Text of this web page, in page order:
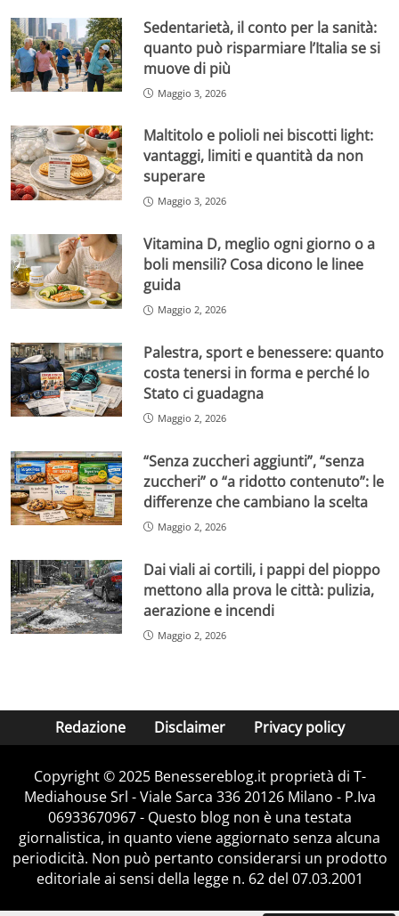
Sedentarietà, il conto per la sanità:
quanto può risparmiare l’Italia se si
muove di più
Maggio 3, 2026
Maltitolo e polioli nei biscotti light:
vantaggi, limiti e quantità da non
superare
Maggio 3, 2026
Vitamina D, meglio ogni giorno o a
boli mensili? Cosa dicono le linee
guida
Maggio 2, 2026
Palestra, sport e benessere: quanto
costa tenersi in forma e perché lo
Stato ci guadagna
Maggio 2, 2026
“Senza zuccheri aggiunti”, “senza
zuccheri” o “a ridotto contenuto”: le
differenze che cambiano la scelta
Maggio 2, 2026
Dai viali ai cortili, i pappi del pioppo
mettono alla prova le città: pulizia,
aerazione e incendi
Maggio 2, 2026
Redazione Disclaimer Privacy policy
Copyright © 2025 Benessereblog.it proprietà di T-
Mediahouse Srl - Viale Sarca 336 20126 Milano - P.Iva
06933670967 - Questo blog non è una testata
giornalistica, in quanto viene aggiornato senza alcuna
periodicità. Non può pertanto considerarsi un prodotto
editoriale ai sensi della legge n. 62 del 07.03.2001